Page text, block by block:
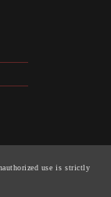
use is strictly